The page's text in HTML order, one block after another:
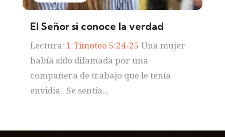
El Señor si conoce la verdad
Lectura: 1 Timoteo 5:24-25 Una mujer
había sido difamada por una
compañera de trabajo que le tenía
envidia. Se sentía...